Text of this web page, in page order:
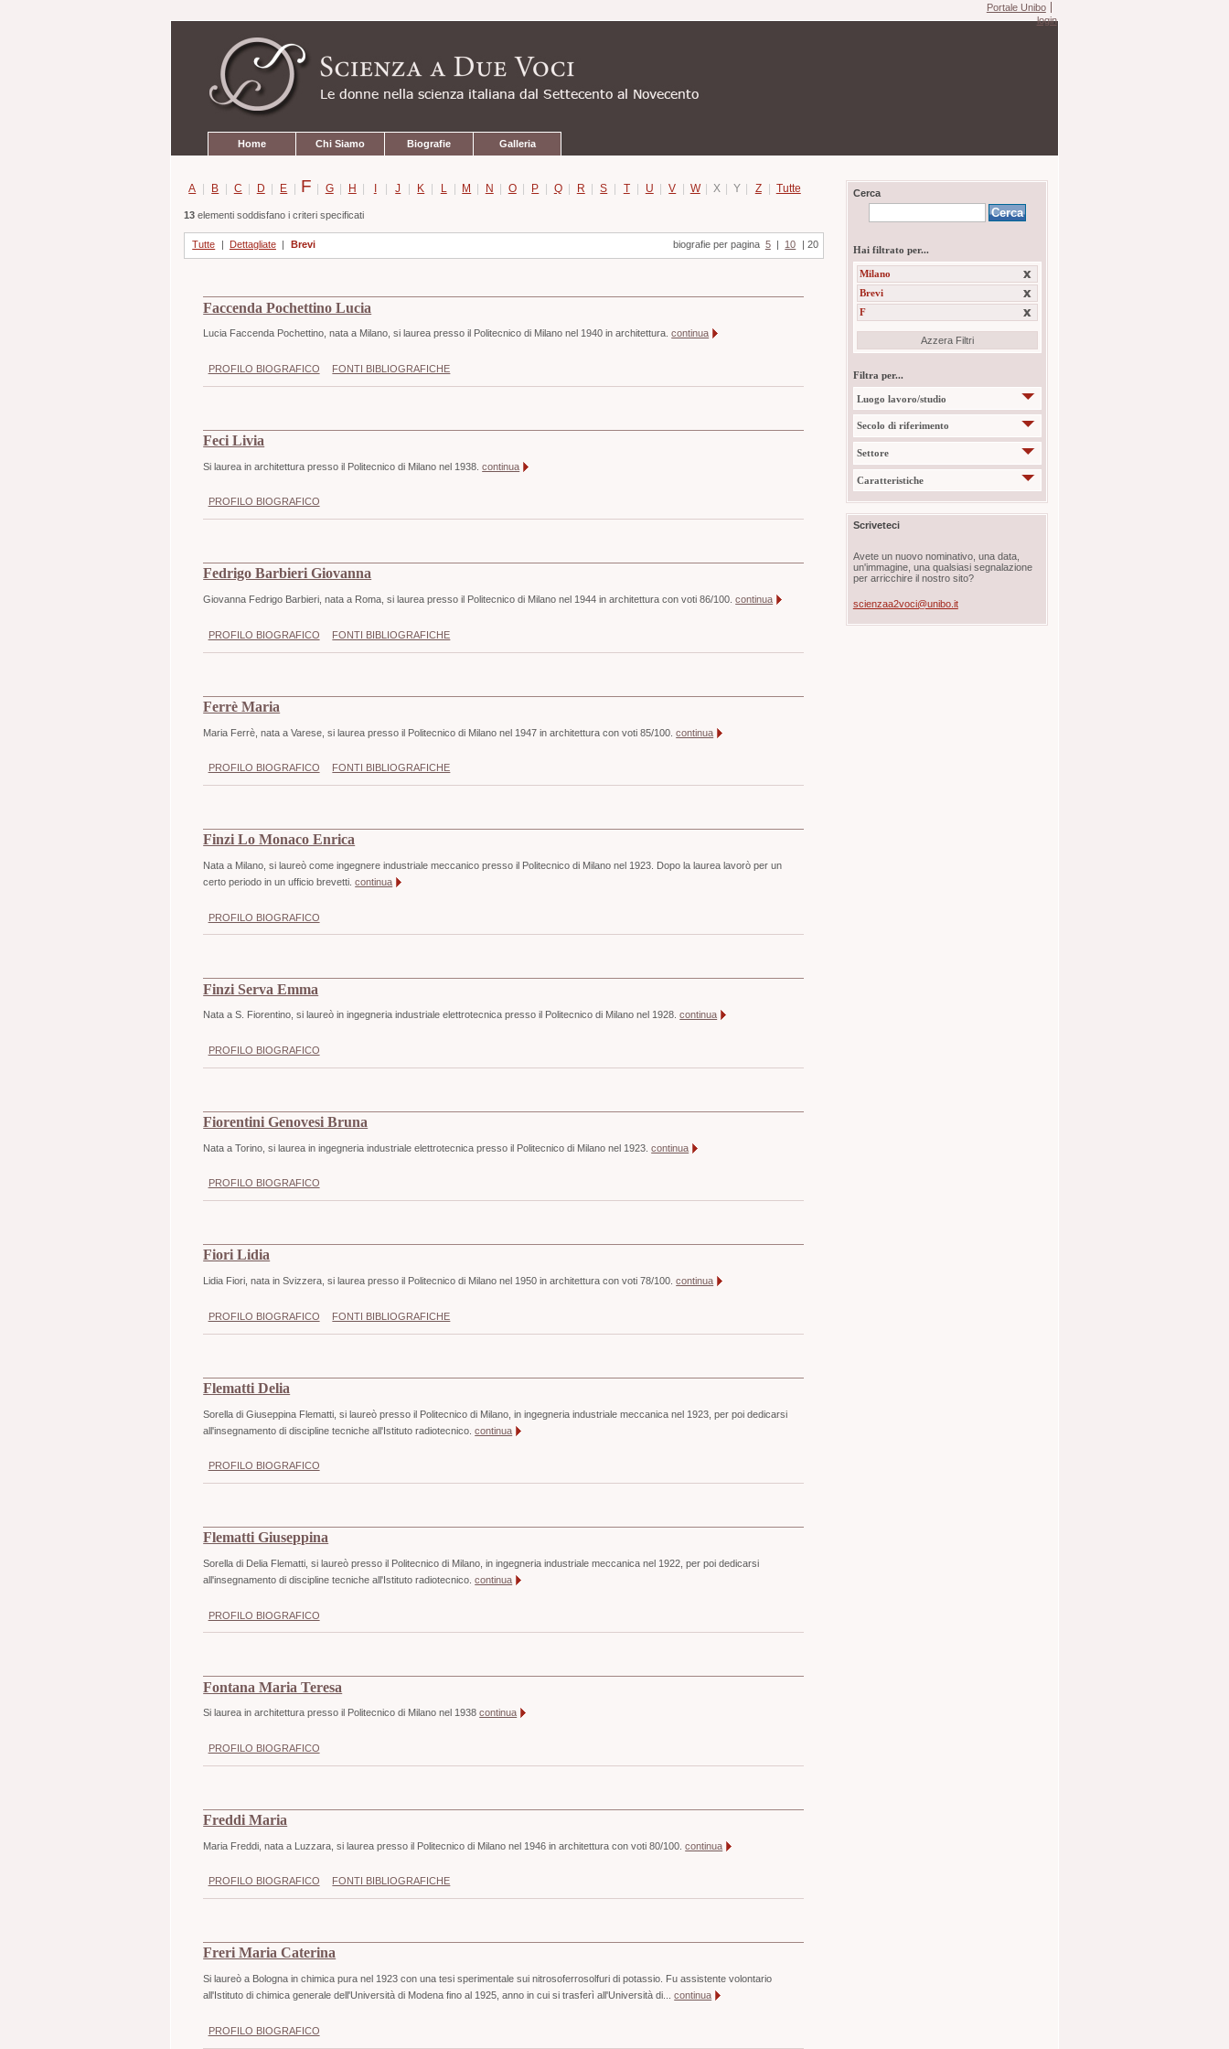
contenuti.
navigazione
Portale Unibo
login
Home Chi Siamo Biografie Galleria
A | B | C | D | E | F | G | H | I | J | K | L | M | N | O | P | Q | R | S | T | U | V | W | X | Y | Z | Tutte
13elementi soddisfano i criteri specificati
Tutte Dettagliate Brevi biografie per pagina 5 10 20
Faccenda Pochettino Lucia
Lucia Faccenda Pochettino, nata a Milano, si laurea presso il Politecnico di Milano nel 1940 in architettura.continua
PROFILO BIOGRAFICO FONTI BIBLIOGRAFICHE
Feci Livia
Si laurea in architettura presso il Politecnico di Milano nel 1938.continua
PROFILO BIOGRAFICO
Fedrigo Barbieri Giovanna
Giovanna Fedrigo Barbieri, nata a Roma, si laurea presso il Politecnico di Milano nel 1944 in architettura con voti 86/100.continua
PROFILO BIOGRAFICO FONTI BIBLIOGRAFICHE
Ferrè Maria
Maria Ferrè, nata a Varese, si laurea presso il Politecnico di Milano nel 1947 in architettura con voti 85/100.continua
PROFILO BIOGRAFICO FONTI BIBLIOGRAFICHE
Finzi Lo Monaco Enrica
Nata a Milano, si laureò come ingegnere industriale meccanico presso il Politecnico di Milano nel 1923. Dopo la laurea lavorò per un
certo periodo in un ufficio brevetti.continua
PROFILO BIOGRAFICO
Finzi Serva Emma
Nata a S. Fiorentino, si laureò in ingegneria industriale elettrotecnica presso il Politecnico di Milano nel 1928.continua
PROFILO BIOGRAFICO
Fiorentini Genovesi Bruna
Nata a Torino, si laurea in ingegneria industriale elettrotecnica presso il Politecnico di Milano nel 1923.continua
PROFILO BIOGRAFICO
Fiori Lidia
Lidia Fiori, nata in Svizzera, si laurea presso il Politecnico di Milano nel 1950 in architettura con voti 78/100.continua
PROFILO BIOGRAFICO FONTI BIBLIOGRAFICHE
Flematti Delia
Sorella di Giuseppina Flematti, si laureò presso il Politecnico di Milano, in ingegneria industriale meccanica nel 1923, per poi dedicarsi
all'insegnamento di discipline tecniche all'Istituto radiotecnico.continua
PROFILO BIOGRAFICO
Flematti Giuseppina
Sorella di Delia Flematti, si laureò presso il Politecnico di Milano, in ingegneria industriale meccanica nel 1922, per poi dedicarsi
all'insegnamento di discipline tecniche all'Istituto radiotecnico.continua
PROFILO BIOGRAFICO
Fontana Maria Teresa
Si laurea in architettura presso il Politecnico di Milano nel 1938continua
PROFILO BIOGRAFICO
Freddi Maria
Maria Freddi, nata a Luzzara, si laurea presso il Politecnico di Milano nel 1946 in architettura con voti 80/100.continua
PROFILO BIOGRAFICO FONTI BIBLIOGRAFICHE
Freri Maria Caterina
Si laureò a Bologna in chimica pura nel 1923 con una tesi sperimentale sui nitrosoferrosolfuri di potassio. Fu assistente volontario
all'Istituto di chimica generale dell'Università di Modena fino al 1925, anno in cui si trasferì all'Università di...continua
PROFILO BIOGRAFICO
Cerca
Hai filtrato per...
Milano
Brevi
F
Azzera Filtri
Filtra per...
Luogo lavoro/studio
Secolo di riferimento
Settore
Caratteristiche
Scriveteci
Avete un nuovo nominativo, una data,
un'immagine, una qualsiasi segnalazione
per arricchire il nostro sito?
scienzaa2voci@unibo.it